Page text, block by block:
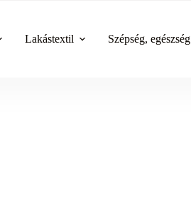
Lakástextil Szépség, egészség